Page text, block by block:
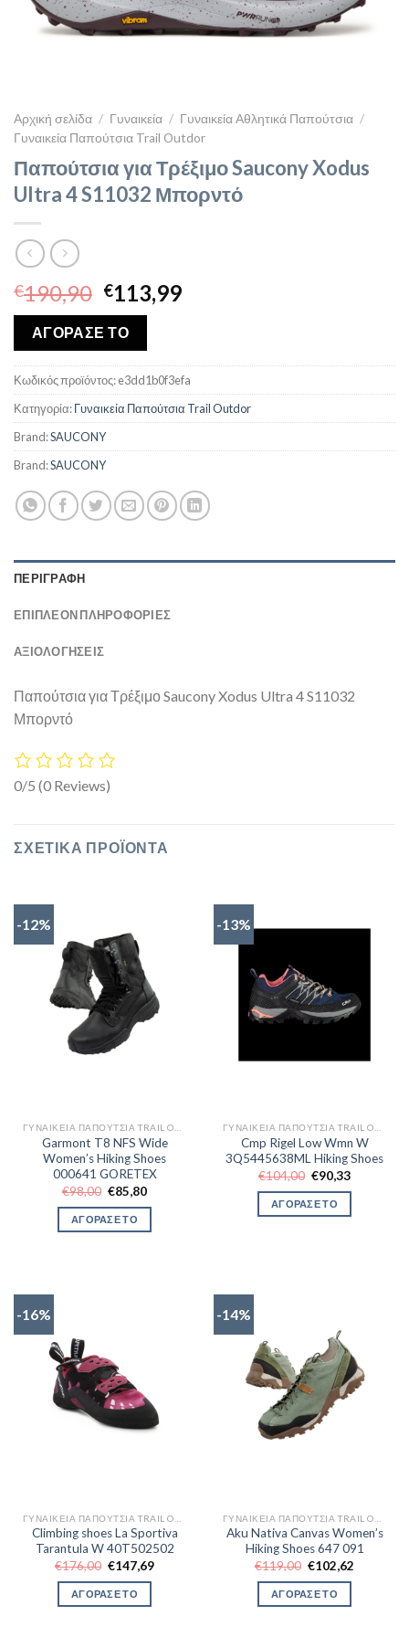
Αρχική σελίδα / Γυναικεία / Γυναικεία Αθλητικά Παπούτσια /
Γυναικεία Παπούτσια Trail Outdor
Παπούτσια για Τρέξιμο Saucony Xodus
Ultra 4 S11032 Μπορντό
€190,90 Original
price
was:
€190,90.
€113,99Η
€113,99.
ΑΓΟΡΑΣΕ ΤΟ
Κωδικός προϊόντος:e3dd1b0f3efa
Κατηγορία:Γυναικεία Παπούτσια Trail Outdor
Brand:SAUCONY
Brand:SAUCONY
ΠΕΡΙΓΡΑΦΉ
ΕΠΙΠΛΈΟΝ ΠΛΗΡΟΦΟΡΊΕΣ
ΑΞΙΟΛΟΓΗΣΕΙΣ
Παπούτσια για Τρέξιμο Saucony Xodus Ultra 4 S11032
Μπορντό
0/5 (0 Reviews)
ΣΧΕΤΙΚΆ ΠΡΟΪΌΝΤΑ
-12%
ΓΥΝΑΙΚΕΊΑ ΠΑΠΟΎΤΣΙΑ TRAIL OUTDOR
Garmont T8 NFS Wide
Women’s Hiking Shoes
000641 GORETEX
€98,00 Original
price
was:
€98,00.
€85,80Η
τιμή
€85,80.
ΑΓΟΡΑΣΕ ΤΟ
-13%
ΓΥΝΑΙΚΕΊΑ ΠΑΠΟΎΤΣΙΑ TRAIL OUTDOR
Cmp Rigel Low Wmn W
3Q5445638ML Hiking Shoes
€104,00 Original
price
was:
€104,00.
€90,33Η
€90,33.
ΑΓΟΡΑΣΕ ΤΟ
-16%
Climbing shoes La Sportiva
Tarantula W 40T502502
€176,00 Original
was:
€176,00.
€147,69Η
ΑΓΟΡΑΣΕ ΤΟ
-14%
Aku Nativa Canvas Women’s
Hiking Shoes 647 091
€119,00 Original
was:
€119,00.
€102,62
ΑΓΟΡΑΣΕ ΤΟ